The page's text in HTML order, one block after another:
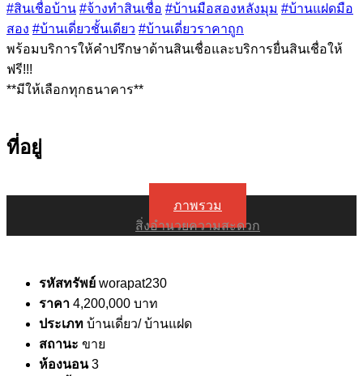
#สินเชื่อบ้าน #จ้างทำสินเชื่อ #บ้านมือสองหลังมุม #บ้านแฝดมือ
สอง #บ้านเดี่ยวชั้นเดียว #บ้านเดี่ยวราคาถูก
พร้อมบริการให้คำปรึกษาด้านสินเชื่อและบริการยื่นสินเชื่อให้
ฟรี!!!
**มีให้เลือกทุกธนาคาร**
ที่อยู่
ภาพรวม
สิ่งอำนวยความสะดวก
รหัสทรัพย์ worapat230
ราคา 4,200,000 บาท
ประเภท บ้านเดี่ยว/ บ้านแฝด
สถานะ ขาย
ห้องนอน 3